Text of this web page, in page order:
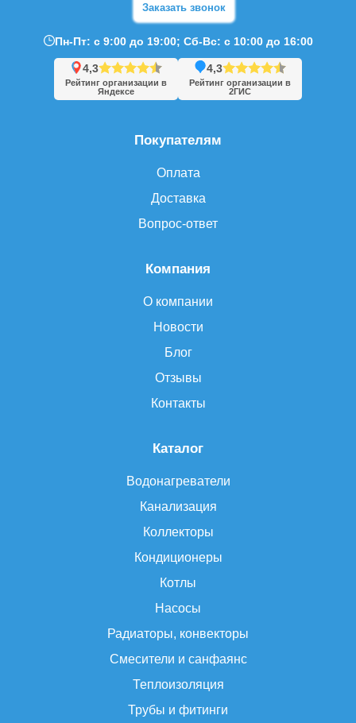
Каталог
Водонагреватели
Канализация
Коллекторы
Кондиционеры
Котлы
Насосы
Радиаторы, конвекторы
Смесители и санфаянс
Теплоизоляция
Трубы и фитинги
Компания
О компании
Новости
Блог
Отзывы
Контакты
Покупателям
Оплата
Доставка
Вопрос-ответ
Заказать звонок
Пн-Пт: с 9:00 до 19:00; Сб-Вс: с 10:00 до 16:00
4,3
Рейтинг организации в
Яндексе
4,3
Рейтинг организации в
2ГИС